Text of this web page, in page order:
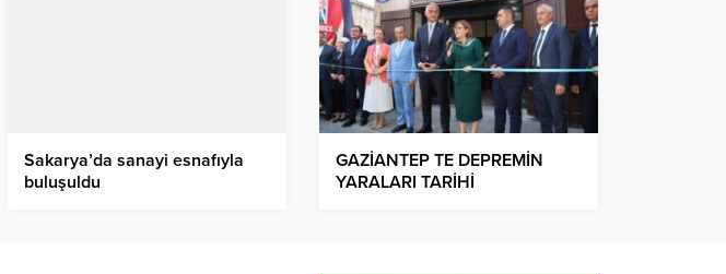
Sakarya’da sanayi esnafıyla
buluşuldu
GAZİANTEP TE DEPREMİN
YARALARI TARİHİ